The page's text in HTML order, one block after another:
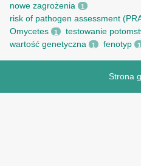
nowe zagrożenia 1
risk of pathogen assessment
Omycetes 1 testowanie
wartość genetyczna 1 fenotyp 1
Strona